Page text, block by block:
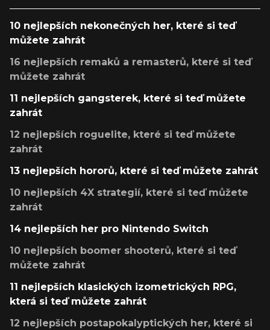
10 nejlepších nekonečných her, které si teď
můžete zahrát
16 nejlepších remaků a remasterů, které si teď
můžete zahrát
11 nejlepších gangsterek, které si teď můžete
zahrát
12 nejlepších roguelite, které si teď můžete
zahrát
13 nejlepších hororů, které si teď můžete zahrát
10 nejlepších 4X strategií, které si teď můžete
zahrát
14 nejlepších her pro Nintendo Switch
10 nejlepších boomer shooterů, které si teď
můžete zahrát
11 nejlepších klasických izometrických RPG,
která si teď můžete zahrát
12 nejlepších postapokalyptických her, které si